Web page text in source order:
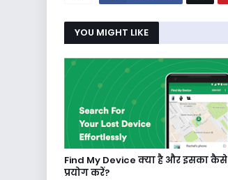
YOU MIGHT LIKE
Find My Device क्या है और इसका कैसे
प्रयोग करें?